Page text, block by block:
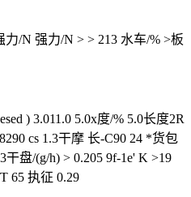
/N 强力/N > > 213 水车/% >板
) 3.011.0 5.0x度/% 5.0长度2R
cs 1.3干摩 长-C90 24 *货包
盘/(g/h) > 0.205 9f-1e' K >19
65 执征 0.29